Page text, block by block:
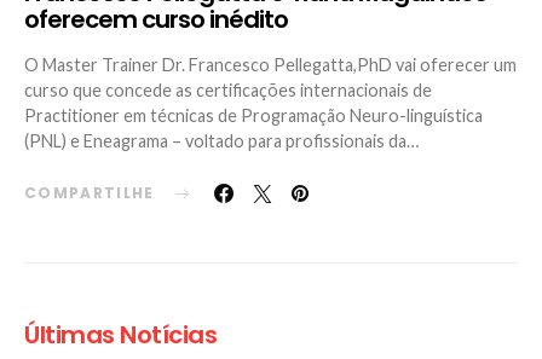
oferecem curso inédito
O Master Trainer Dr. Francesco Pellegatta,PhD vai oferecer um
curso que concede as certificações internacionais de
Practitioner em técnicas de Programação Neuro-linguística
(PNL) e Eneagrama – voltado para profissionais da…
COMPARTILHE
Últimas Notícias